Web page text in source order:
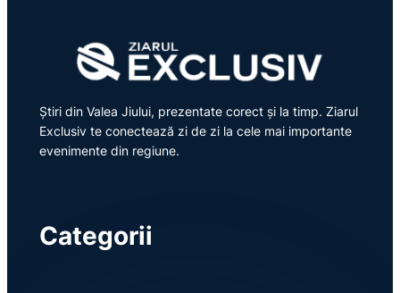
Știri din Valea Jiului, prezentate corect și la timp. Ziarul
Exclusiv te conectează zi de zi la cele mai importante
evenimente din regiune.
Categorii